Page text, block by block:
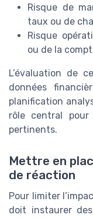
Risque de
taux ou de
Risque
ou de la
L’évaluation de
données
planification
rôle central
pertinents.
Mettre en
de réaction
Pour limiter
doit instaurer